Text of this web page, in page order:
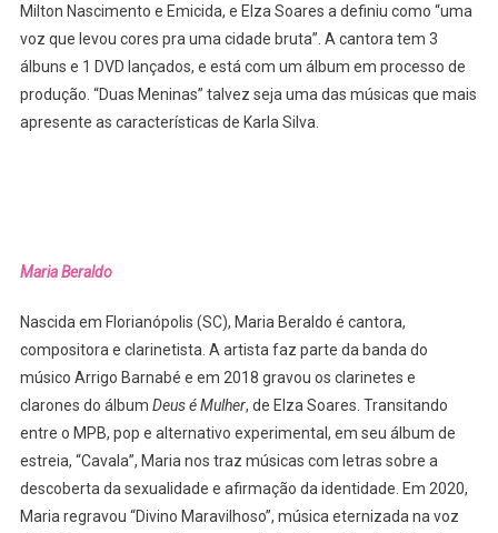
Milton Nascimento e Emicida, e Elza Soares a definiu como “uma
voz que levou cores pra uma cidade bruta”. A cantora tem 3
álbuns e 1 DVD lançados, e está com um álbum em processo de
produção. “Duas Meninas” talvez seja uma das músicas que mais
apresente as características de Karla Silva.
Maria Beraldo
Nascida em Florianópolis (SC), Maria Beraldo é cantora,
compositora e clarinetista. A artista faz parte da banda do
músico Arrigo Barnabé e em 2018 gravou os clarinetes e
clarones do álbum Deus é Mulher, de Elza Soares. Transitando
entre o MPB, pop e alternativo experimental, em seu álbum de
estreia, “Cavala”, Maria nos traz músicas com letras sobre a
descoberta da sexualidade e afirmação da identidade. Em 2020,
Maria regravou “Divino Maravilhoso”, música eternizada na voz